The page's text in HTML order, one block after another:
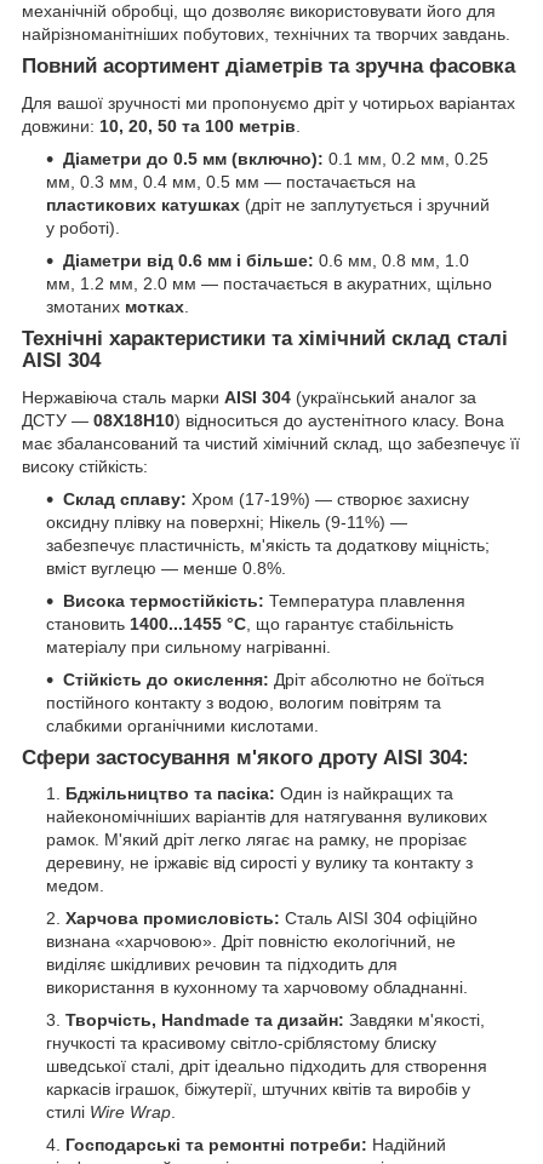
механічній обробці, що дозволяє використовувати його для
найрізноманітніших побутових, технічних та творчих завдань.
Повний асортимент діаметрів та зручна фасовка
Для вашої зручності ми пропонуємо дріт у чотирьох варіантах
довжини: 10, 20, 50 та 100 метрів
Діаметри до 0.5 мм (включно): 0.1 мм, 0.2 мм, 0.25
мм, 0.3 мм, 0.4 мм, 0.5 мм — постачається на
пластикових катушках (дріт не заплутується і зручний
у роботі).
Діаметри від 0.6 мм і більше: 0.6 мм, 0.8 мм, 1.0
мм, 1.2 мм, 2.0 мм — постачається в акуратних, щільно
змотаних мотках
Технічні характеристики та хімічний склад сталі
AISI 304
Нержавіюча сталь марки AISI 304 (український аналог за
ДСТУ — 08Х18Н10) відноситься до аустенітного класу. Вона
має збалансований та чистий хімічний склад, що забезпечує її
високу стійкість:
Склад сплаву: Хром (17-19%) — створює захисну
оксидну плівку на поверхні; Нікель (9-11%) —
забезпечує пластичність, м'якість та додаткову міцність;
вміст вуглецю — менше 0.8%.
Висока термостійкість: Температура плавлення
становить 1400...1455 °C , що гарантує стабільність
матеріалу при сильному нагріванні.
Стійкість до окислення: Дріт абсолютно не боїться
постійного контакту з водою, вологим повітрям та
слабкими органічними кислотами.
Сфери застосування м'якого дроту AISI 304:
Бджільництво та пасіка: Один із найкращих та
найекономічніших варіантів для натягування вуликових
рамок. М'який дріт легко лягає на рамку, не прорізає
деревину, не іржавіє від сирості у вулику та контакту з
медом.
Харчова промисловість: Сталь AISI 304 офіційно
визнана «харчовою». Дріт повністю екологічний, не
виділяє шкідливих речовин та підходить для
використання в кухонному та харчовому обладнанні.
Творчість, Handmade та дизайн: Завдяки м'якості,
гнучкості та красивому світло-сріблястому блиску
шведської сталі, дріт ідеально підходить для створення
каркасів іграшок, біжутерії, штучних квітів та виробів у
стилі Wire Wrap.
Господарські та ремонтні потреби: Надійний